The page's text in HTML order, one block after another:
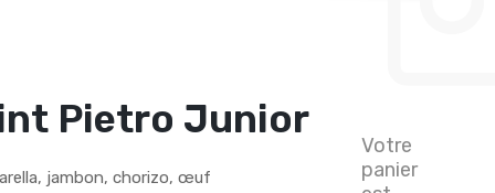
Votre
panier
Pietro Junior
jambon, chorizo, œuf